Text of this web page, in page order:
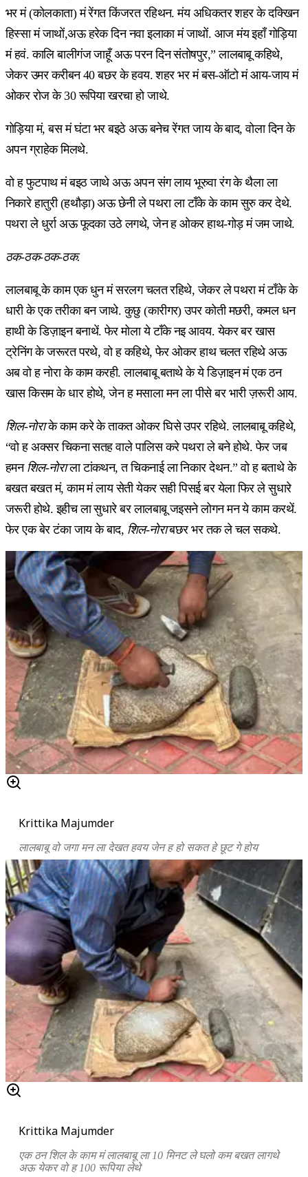
भर मं (कोलकाता) मं रेंगत किंजरत रहिथन. मंय अधिकतर शहर के दक्खिन
हिस्सा मं जाथों,अऊ हरेक दिन नवा इलाका मं जाथों. आज मंय इहाँ गोड़िया
मं हवं. कालि बालीगंज जाहूँ अऊ परन दिन संतोषपुर,” लालबाबू कहिथे,
जेकर उमर करीबन 40 बछर के हवय. शहर भर मं बस-ऑटो मं आय-जाय मं
ओकर रोज के 30 रूपिया खरचा हो जाथे.
गोड़िया मं, बस मं घंटा भर बइठे अऊ बनेच रेंगत जाय के बाद, वोला दिन के
अपन ग्राहेक मिलथे.
वो ह फुटपाथ मं बइठ जाथे अऊ अपन संग लाय भूरुवा रंग के थैला ला
निकारे हातुरी (हथौड़ा) अऊ छेनी ले पथरा ला टाँके के काम सुरु कर देथे.
पथरा ले धुर्रा अऊ फूदका उठे लगथे, जेन ह ओकर हाथ-गोड़ मं जम जाथे.
ठक-ठक-ठक-ठक.
लालबाबू के काम एक धुन मं सरलग चलत रहिथे, जेकर ले पथरा मं टाँके के
धारी के एक तरीका बन जाथे. कुछु (कारीगर) उपर कोती मछरी, कमल धन
हाथी के डिज़ाइन बनाथें. फेर मोला ये टाँके नइ आवय. येकर बर खास
ट्रेनिंग के जरूरत परथे, वो ह कहिथे, फेर ओकर हाथ चलत रहिथे अऊ
अब वो ह नोरा के काम करही. लालबाबू बताथे के ये डिज़ाइन मं एक ठन
खास किसम के धार होथे, जेन ह मसाला मन ला पीसे बर भारी ज़रूरी आय.
शिल-नोराके काम करे के ताकत ओकर घिसे उपर रहिथे. लालबाबू कहिथे,
“वो ह अक्सर चिकना सतह वाले पालिस करे पथरा ले बने होथे. फेर जब
हमन शिल-नोराला टांकथन, त चिकनाई ला निकार देथन.” वो ह बताथे के
बखत बखत मं, काम मं लाय सेती येकर सही पिसई बर येला फिर ले सुधारे
जरूरी होथे. इहीच ला सुधारे बर लालबाबू जइसने लोगन मन ये काम करथें.
फेर एक बेर टंका जाय के बाद, शिल-नोराबछर भर तक ले चल सकथे.
Krittika Majumder
लालबाबू वो जगा मन ला देखत हवय जेन ह हो सकत हे छूट गे होय
Krittika Majumder
एक ठन शिल के काम मं लालबाबू ला 10 मिनट ले घलो कम बखत लागथे
अऊ येकर वो ह 100 रूपिया लेथे